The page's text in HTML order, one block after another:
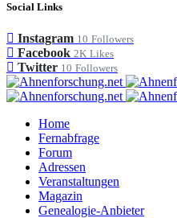
Social Links
Instagram 10 Followers
Facebook 2K Likes
Twitter 10 Followers
Home
Fernabfrage
Forum
Adressen
Veranstaltungen
Magazin
Genealogie-Anbieter